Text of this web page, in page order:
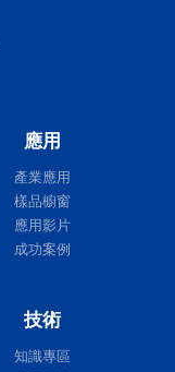
應用
產業應用
樣品櫥窗
應用影片
成功案例
技術
知識專區